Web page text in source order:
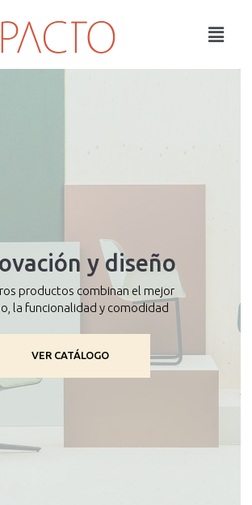
productos combinan el mejor
la funcionalidad y comodidad
y diseño
VER CATÁLOGO